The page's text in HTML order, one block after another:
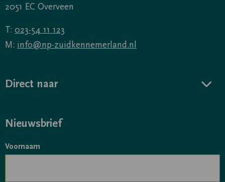
2051 EC Overveen
T: 023-54 11 123
M: info@np-zuidkennemerland.nl
Direct naar
Nieuwsbrief
Voornaam